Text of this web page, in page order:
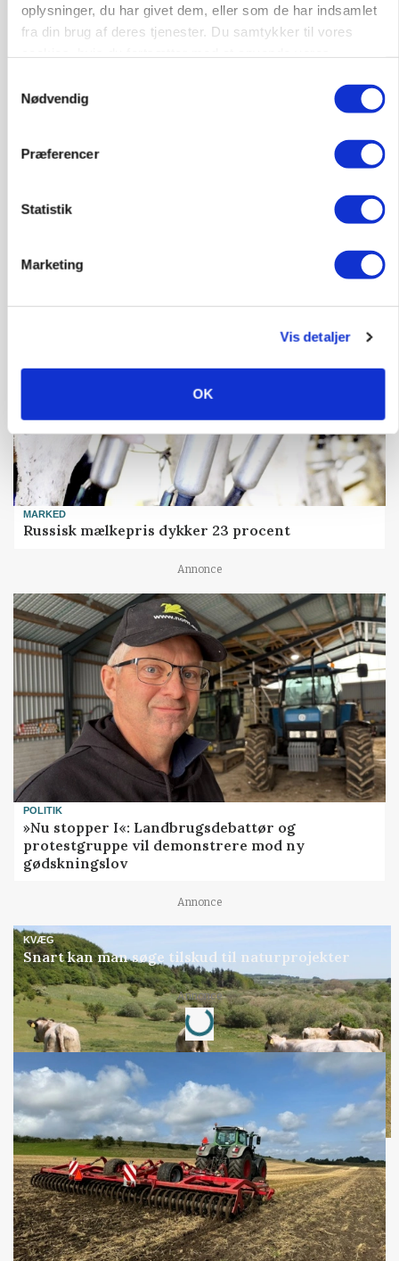
oplysninger, du har givet dem, eller som de har indsamlet
fra din brug af deres tjenester. Du samtykker til vores
Nødvendig
Præferencer
Statistik
Marketing
Vis detaljer
OK
Rådgiver om DB-Tjek: Små justeringer kan give
MARKED
Russisk mælkepris dykker 23 procent
Annonce
POLITIK
»Nu stopper I«: Landbrugsdebattør og
protestgruppe vil demonstrere mod ny
gødskningslov
Annonce
KVÆG
Snart kan man søge tilskud til naturprojekter
Annonce
Loading...